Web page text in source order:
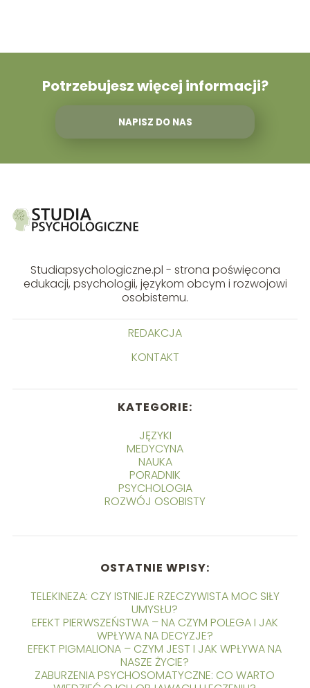
Potrzebujesz więcej informacji?
NAPISZ DO NAS
Studiapsychologiczne.pl - strona poświęcona
edukacji, psychologii, językom obcym i rozwojowi
osobistemu.
REDAKCJA
KONTAKT
KATEGORIE:
JĘZYKI
MEDYCYNA
NAUKA
PORADNIK
PSYCHOLOGIA
ROZWÓJ OSOBISTY
OSTATNIE WPISY:
TELEKINEZA: CZY ISTNIEJE RZECZYWISTA MOC SIŁY
UMYSŁU?
EFEKT PIERWSZEŃSTWA – NA CZYM POLEGA I JAK
WPŁYWA NA DECYZJE?
EFEKT PIGMALIONA – CZYM JEST I JAK WPŁYWA NA
NASZE ŻYCIE?
ZABURZENIA PSYCHOSOMATYCZNE: CO WARTO